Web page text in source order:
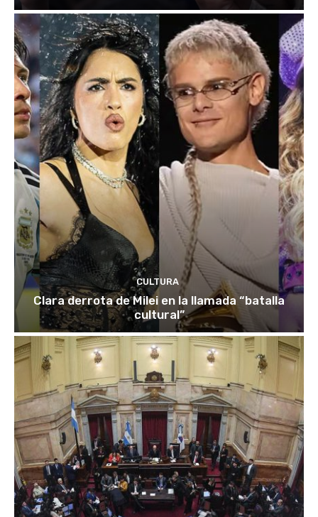
CULTURA
Clara derrota de Milei en la llamada “batalla
cultural”